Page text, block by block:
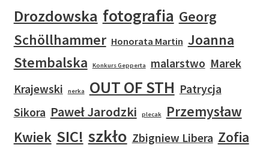
Drozdowska fotografia Georg
Schöllhammer Honorata Martin Joanna
Stembalska
Konkurs Gepperta malarstwo Marek
Krajewski
nerka OUT OF STH Patrycja
Sikora Paweł Jarodzki plecak
Przemysław
Kwiek SIC! szkło Zbigniew Libera Zofia